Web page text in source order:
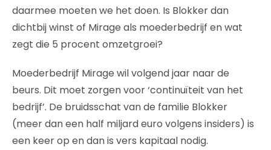
daarmee moeten we het doen. Is Blokker dan
dichtbij winst of Mirage als moederbedrijf en wat
zegt die 5 procent omzetgroei?
Moederbedrijf Mirage wil volgend jaar naar de
beurs. Dit moet zorgen voor ‘continuïteit van het
bedrijf’. De bruidsschat van de familie Blokker
(meer dan een half miljard euro volgens insiders) is
een keer op en dan is vers kapitaal nodig.